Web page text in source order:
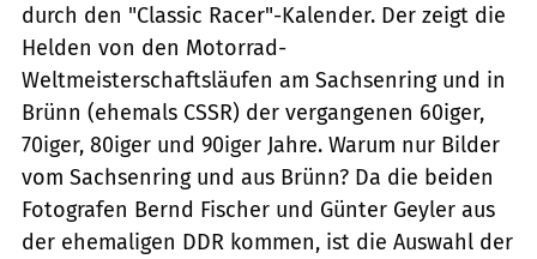
durch den "Classic Racer"-Kalender. Der zeigt die
Helden von den Motorrad-
Weltmeisterschaftsläufen am Sachsenring und in
Brünn (ehemals CSSR) der vergangenen 60iger,
70iger, 80iger und 90iger Jahre. Warum nur Bilder
vom Sachsenring und aus Brünn? Da die beiden
Fotografen Bernd Fischer und Günter Geyler aus
der ehemaligen DDR kommen, ist die Auswahl der